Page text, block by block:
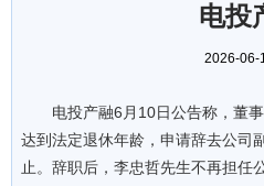
电投
2026-06-
电投产融6月10日公告称，董
达到法定退休年龄，申请辞去公司
止。辞职后，李忠哲先生不再担任